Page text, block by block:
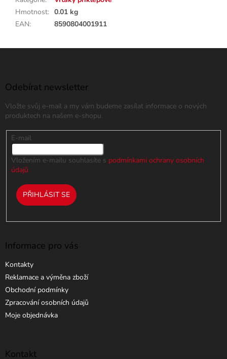
Hmotnost: 0.01 kg
EAN: 8590804001911
Odebírat newsletter
Vložte svůj e-mail a my vám budeme zasílat informace o nových
produktech na našem e-shopu.
E-mail
Vložením e-mailu souhlasíte s podmínkami ochrany osobních
údajů
PŘIHLÁSIT SE
Informace pro vás
Kontakty
Reklamace a výměna zboží
Obchodní podmínky
Zpracování osobních údajů
Moje objednávka
Kontakt